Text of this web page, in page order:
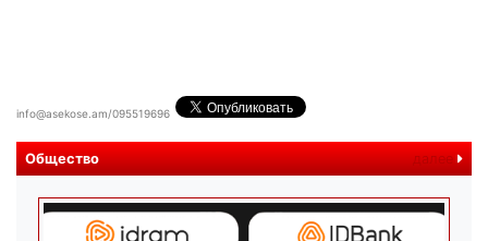
info@asekose.am/095519696
Общество далее